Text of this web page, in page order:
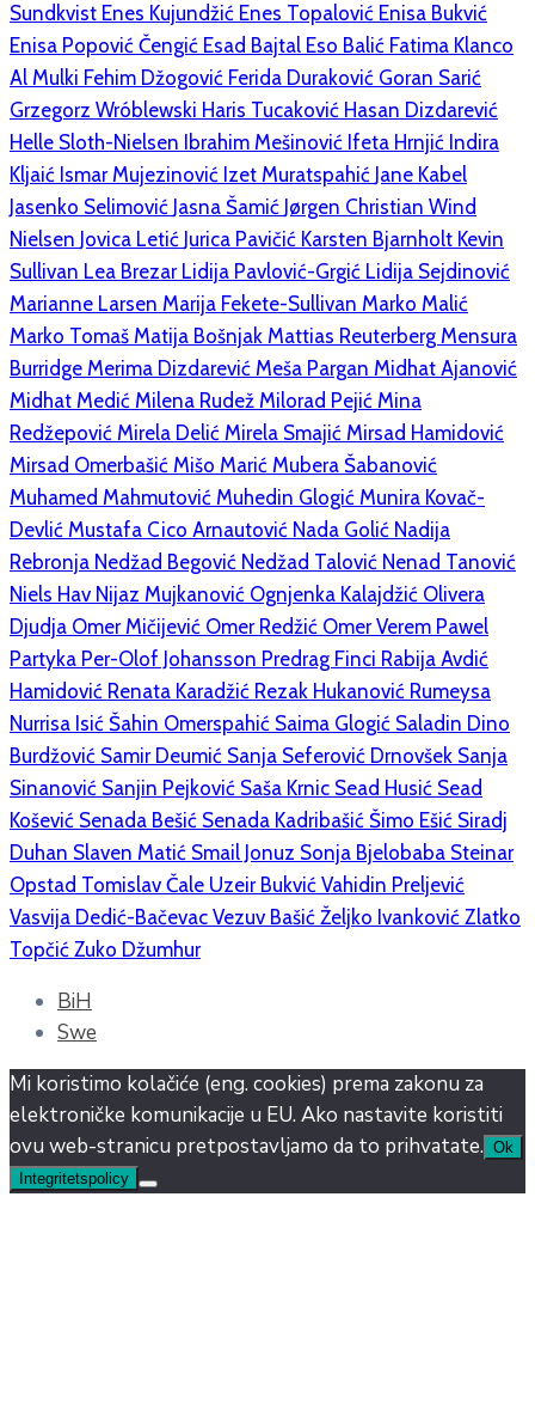
Sundkvist Enes Kujundžić Enes Topalović Enisa Bukvić
Enisa Popović Čengić Esad Bajtal Eso Balić Fatima Klanco
Al Mulki Fehim Džogović Ferida Duraković Goran Sarić
Grzegorz Wróblewski Haris Tucaković Hasan Dizdarević
Helle Sloth-Nielsen Ibrahim Mešinović Ifeta Hrnjić Indira
Kljaić Ismar Mujezinović Izet Muratspahić Jane Kabel
Jasenko Selimović Jasna Šamić Jørgen Christian Wind
Nielsen Jovica Letić Jurica Pavičić Karsten Bjarnholt Kevin
Sullivan Lea Brezar Lidija Pavlović-Grgić Lidija Sejdinović
Marianne Larsen Marija Fekete-Sullivan Marko Malić
Marko Tomaš Matija Bošnjak Mattias Reuterberg Mensura
Burridge Merima Dizdarević Meša Pargan Midhat Ajanović
Midhat Medić Milena Rudež Milorad Pejić Mina
Redžepović Mirela Delić Mirela Smajić Mirsad Hamidović
Mirsad Omerbašić Mišo Marić Mubera Šabanović
Muhamed Mahmutović Muhedin Glogić Munira Kovač-
Devlić Mustafa Cico Arnautović Nada Golić Nadija
Rebronja Nedžad Begović Nedžad Talović Nenad Tanović
Niels Hav Nijaz Mujkanović Ognjenka Kalajdžić Olivera
Djudja Omer Mičijević Omer Redžić Omer Verem Pawel
Partyka Per-Olof Johansson Predrag Finci Rabija Avdić
Hamidović Renata Karadžić Rezak Hukanović Rumeysa
Nurrisa Isić Šahin Omerspahić Saima Glogić Saladin Dino
Burdžović Samir Deumić Sanja Seferović Drnovšek Sanja
Sinanović Sanjin Pejković Saša Krnic Sead Husić Sead
Košević Senada Bešić Senada Kadribašić Šimo Ešić Siradj
Duhan Slaven Matić Smail Jonuz Sonja Bjelobaba Steinar
Opstad Tomislav Čale Uzeir Bukvić Vahidin Preljević
Vasvija Dedić-Bačevac Vezuv Bašić Željko Ivanković Zlatko
Topčić Zuko Džumhur
BiH
Swe
Mi koristimo kolačiće (eng. cookies) prema zakonu za
elektroničke komunikacije u EU. Ako nastavite koristiti
ovu web-stranicu pretpostavljamo da to prihvatate. Ok
Integritetspolicy